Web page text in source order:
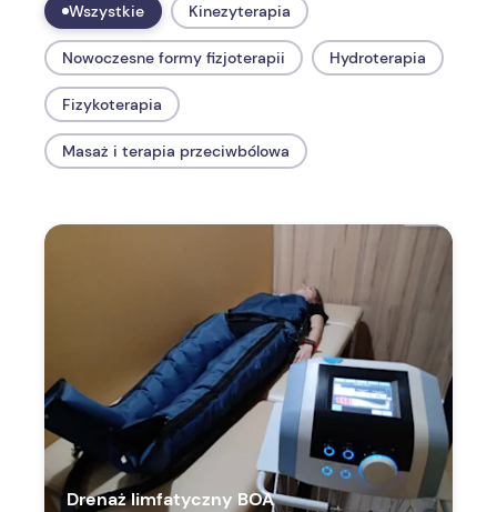
Wszystkie Kinezyterapia
Nowoczesne formy fizjoterapii Hydroterapia
Fizykoterapia
Masaż i terapia przeciwbólowa
Drenaż limfatyczny BOA